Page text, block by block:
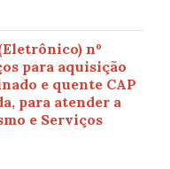
nº
para aquisição
e quente CAP
para atender a
e Serviços